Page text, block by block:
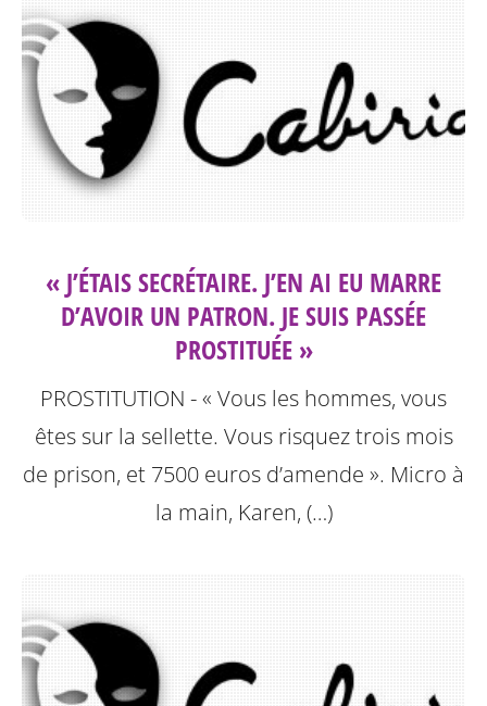
« J’ÉTAIS SECRÉTAIRE. J’EN AI EU MARRE
D’AVOIR UN PATRON. JE SUIS PASSÉE
PROSTITUÉE »
PROSTITUTION - « Vous les hommes, vous
êtes sur la sellette. Vous risquez trois mois
de prison, et 7500 euros d’amende ». Micro à
la main, Karen, (…)